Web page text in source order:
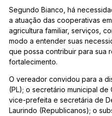
Segundo Bianco, há
a atuação das cooperativas
agricultura familiar, serviços,
modo a entender suas
que possa contribuir para sua
fortalecimento.
O vereador convidou para a
(PL); o secretário municipal de
vice-prefeita e secretária de
Laurindo (Republicanos); o